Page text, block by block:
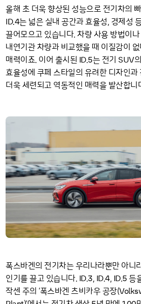
올해 초 더욱 향상된 성능으로 전기차의
ID.4는 넓은 실내 공간과 효율성, 경제성
끌어모으고 있습니다. 차량 사용 방법이
내연기관 차량과 비교했을 때 이질감이
매력이죠. 이어 출시된 ID.5는 전기 SUV
효율성에 쿠페 스타일의 유려한 디자인과
더욱 세련되고 역동적인 매력을 발산합니
폭스바겐의 전기차는 우리나라뿐만 아니
인기를 끌고 있습니다. ID.3, ID.4, ID.5 등
작센 주의 ‘폭스바겐 츠비카우 공장(